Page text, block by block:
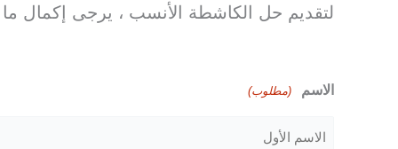
لتقديم حل الكاشطة الأنسب ، يرجى إكمال ما
الاسم (مطلوب)